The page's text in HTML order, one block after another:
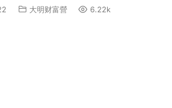
大明财富營 6.22k